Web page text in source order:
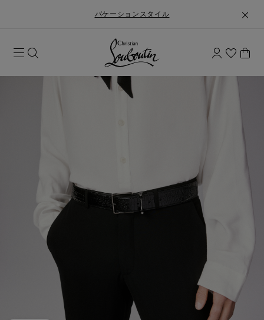
バケーションスタイル